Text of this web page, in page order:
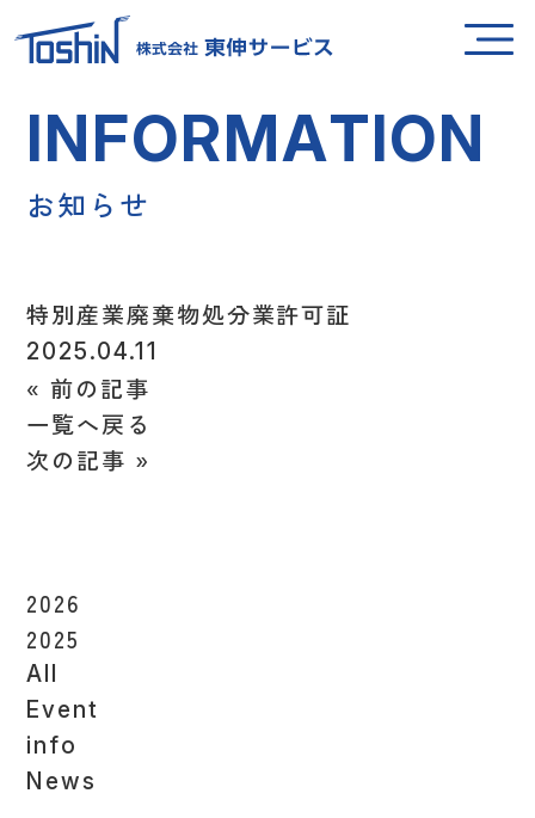
INFORMATION
お知 ら せ
特別産業廃棄物処分業許可証
2025.04.11
«前の記事
一覧へ戻る
次の記事 »
2026
2025
All
Event
info
News